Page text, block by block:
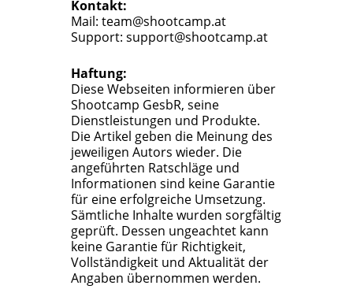
Kontakt:
Mail: team@shootcamp.at
Support: support@shootcamp.at
Haftung:
Diese Webseiten informieren über
Shootcamp GesbR, seine
Dienstleistungen und Produkte.
Die Artikel geben die Meinung des
jeweiligen Autors wieder. Die
angeführten Ratschläge und
Informationen sind keine Garantie
für eine erfolgreiche Umsetzung.
Sämtliche Inhalte wurden sorgfältig
geprüft. Dessen ungeachtet kann
keine Garantie für Richtigkeit,
Vollständigkeit und Aktualität der
Angaben übernommen werden.